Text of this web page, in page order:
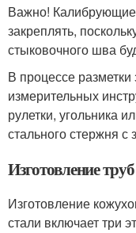
Важно! Калибрующие
закреплять,
стыковочного шва
В процессе разметки
измерительных
рулетки, угольника
стального стержня
Изготовление
Изготовление
стали включает три